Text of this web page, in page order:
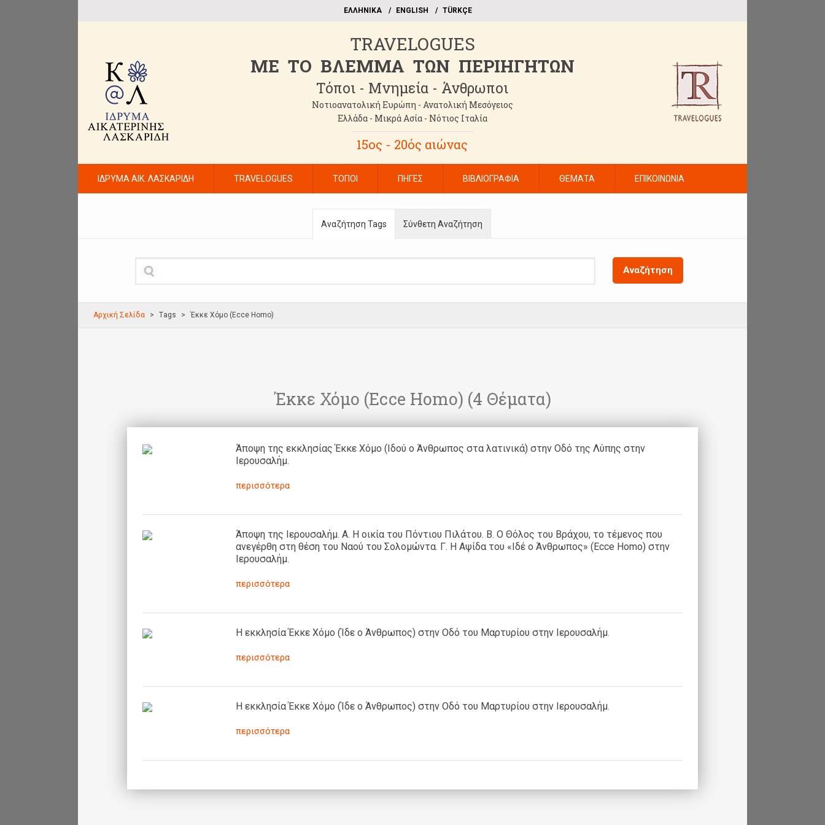
EΛΛΗΝΙΚΑ ΕΝGLISH TÜRKÇE
TRAVELOGUES
ME TO BΛΕΜΜΑ ΤΩΝ ΠΕΡΙΗΓΗΤΩΝ
Τόποι - Μνημεία - Άνθρωποι
Νοτιοανατολική Ευρώπη - Ανατολική Μεσόγειος
Ελλάδα - Μικρά Ασία - Νότιος Ιταλία
15ος - 20ός αιώνας
ΙΔΡΥΜΑ ΑΙΚ. ΛΑΣΚΑΡΙΔΗ TRAVELOGUES ΤΟΠΟΙ ΠΗΓΕΣ ΒΙΒΛΙΟΓΡΑΦΙΑ ΘΕΜΑΤΑ ΕΠΙΚΟΙΝΩΝΙΑ
Αναζήτηση Tags
Αναζήτηση
Σύνθετη Αναζήτηση
Αρχική Σελίδα Τags Έκκε Χόμο (Ecce Homo)
Έκκε Χόμο (Ecce Homo) (4 Θέματα)
Άποψη της εκκλησίας Έκκε Χόμο (Ιδού ο Άνθρωπος στα λατινικά) στην Οδό της Λύπης στην
Ιερουσαλήμ.
περισσότερα
Άποψη της Ιερουσαλήμ. Α. Η οικία του Πόντιου Πιλάτου. Β. Ο Θόλος του Βράχου, το τέμενος που
ανεγέρθη στη θέση του Ναού του Σολομώντα. Γ. Η Αψίδα του «Ιδέ ο Άνθρωπος» (Ecce Homo) στην
Ιερουσαλήμ.
περισσότερα
H εκκλησία Έκκε Χόμο (Ίδε ο Άνθρωπος) στην Οδό του Μαρτυρίου στην Ιερουσαλήμ.
περισσότερα
H εκκλησία Έκκε Χόμο (Ίδε ο Άνθρωπος) στην Οδό του Μαρτυρίου στην Ιερουσαλήμ.
περισσότερα